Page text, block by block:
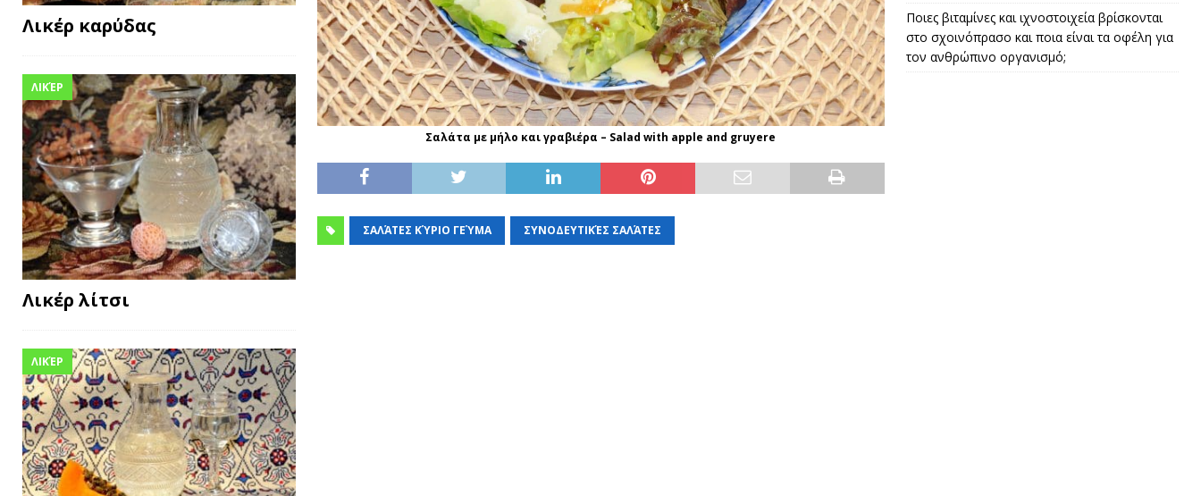
Σαλάτα με μήλο και γραβιέρα – Salad with apple and gruyere
ΣΑΛΆΤΕΣ ΚΎΡΙΟ ΓΕΎΜΑ ΣΥΝΟΔΕΥΤΙΚΈΣ ΣΑΛΆΤΕΣ
Λικέρ καρύδας
ΛΙΚΈΡ
Λικέρ λίτσι
ΛΙΚΈΡ
Ποιες βιταμίνες και ιχνοστοιχεία βρίσκονται
στο σχοινόπρασο και ποια είναι τα οφέλη για
τον ανθρώπινο οργανισμό;